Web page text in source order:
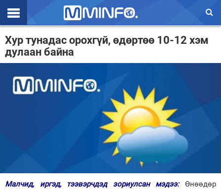
Эхлэл
Цаг агаар
Валют ханш
Улс төр
Нийгэм
Хур тунадас орохгүй, өдөртөө 10-12 хэм
дулаан байна
Малчид, иргэд, тээвэрчдэд зориулсан мэдээ: Өнөөдөр